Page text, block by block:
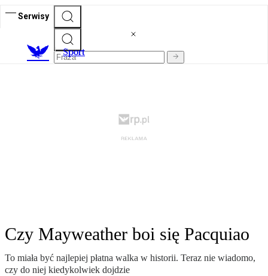
Serwisy
Sport
Czy Mayweather boi się Pacquiao
To miała być najlepiej płatna walka w historii. Teraz nie wiadomo,
czy do niej kiedykolwiek dojdzie